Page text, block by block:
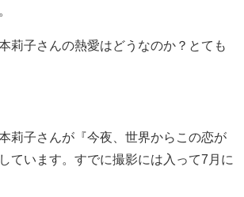
莉子さんの熱愛はどうなのか？とても
莉子さんが『今夜、世界からこの恋が
ています。すでに撮影には入って7月に